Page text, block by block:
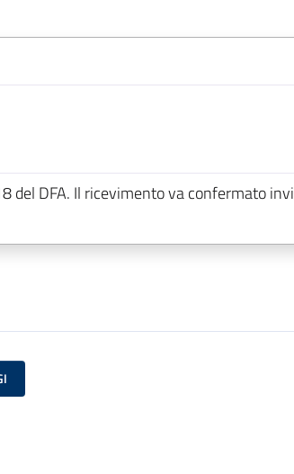
del DFA. Il ricevimento va confermato